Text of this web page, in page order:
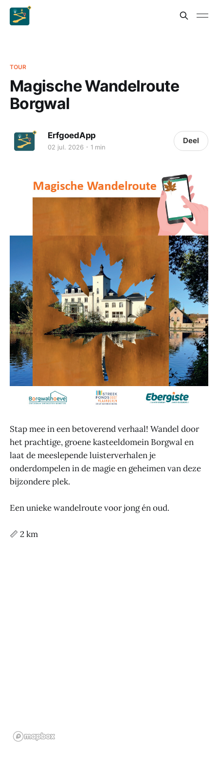
TOUR
Magische Wandelroute
Borgwal
ErfgoedApp
02 jul. 2026 1 min
Deel
Stap mee in een betoverend verhaal! Wandel door
het prachtige, groene kasteeldomein Borgwal en
laat de meeslepende luisterverhalen je
onderdompelen in de magie en geheimen van deze
bijzondere plek.
Een unieke wandelroute voor jong én oud.
📏 2 km